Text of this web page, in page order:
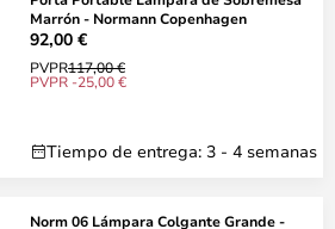
Marrón - Normann Copenhagen
92,00 €
PVPR117,00 €
PVPR -25,00 €
Tiempo de entrega: 3 - 4 semanas
Norm 06 Lámpara Colgante Grande -